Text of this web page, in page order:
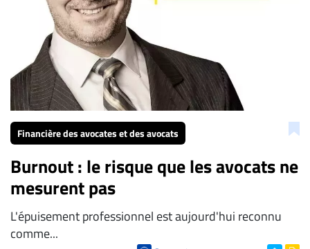
Financière des avocates et des avocats
Burnout : le risque que les avocats ne
mesurent pas
L'épuisement professionnel est aujourd'hui reconnu
comme...